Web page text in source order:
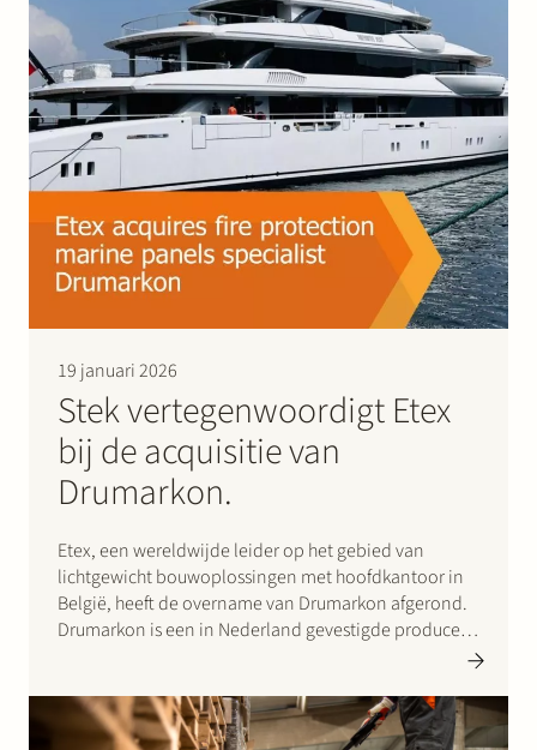
19 januari 2026
Stek vertegenwoordigt Etex
bij de acquisitie van
Drumarkon.
Etex, een wereldwijde leider op het gebied van
lichtgewicht bouwoplossingen met hoofdkantoor in
België, heeft de overname van Drumarkon afgerond.
Drumarkon is een in Nederland gevestigde producent
Deze transactie stelt Etex en haar Promat-technologie
platform in…
Werken bij Stek
Partner Expertise
Volg ons